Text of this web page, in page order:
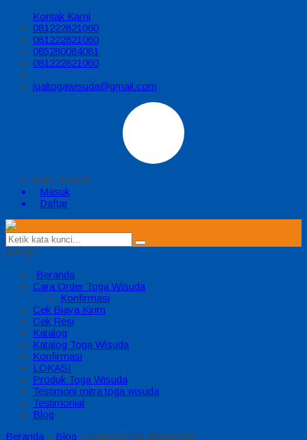
Kontak Kami
081222821060
081222821060
085280084081
081222821060
jualtogawisuda@gmail.com
Halo, Guest!
Masuk
Daftar
MENU
Beranda
Cara Order Toga Wisuda
Konfirmasi
Cek Biaya Kirim
Cek Resi
Katalog
Katalog Toga Wisuda
Konfirmasi
LOKASI
Produk Toga Wisuda
Testimoni mitra toga wisuda
Testimonial
Blog
Beranda » Blog » Kategori Jas Almamater